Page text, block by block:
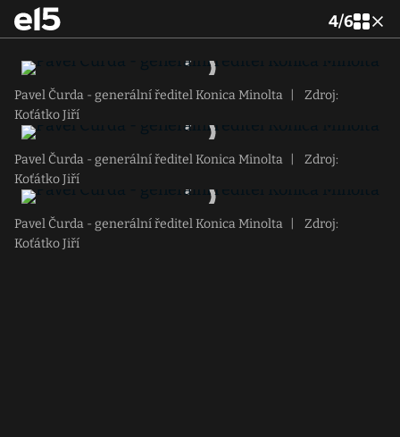
4/6
Pavel Čurda - generální ředitel Konica Minolta
Zdroj:
Koťátko Jiří
Pavel Čurda - generální ředitel Konica Minolta
Zdroj:
Koťátko Jiří
Pavel Čurda - generální ředitel Konica Minolta
Zdroj:
Koťátko Jiří